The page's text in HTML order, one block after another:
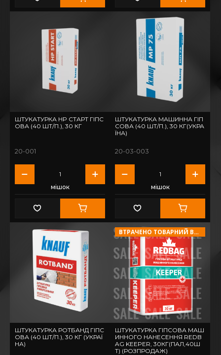
ШТУКАТУРКА HP СТАРТ ГІПС
ОВА (40 ШТ/П.), 30 КГ
20-001
мішок
ШТУКАТУРКА МАШИННА ГІП
СОВА (40 ШТ/П.), 30 КГ(УКРА
ЇНА)
20-03-003
мішок
ШТУКАТУРКА РОТБАНД ГІПС
ОВА (40 ШТ/П.), 30 КГ (УКРАЇ
НА)
ВТРАЧЕНО ТОВАРНИЙ ВИГЛЯД!
ШТУКАТУРКА ГІПСОВА МАШ
ИННОГО НАНЕСЕННЯ REDB
AG KEEPER, 30КГ(ПАЛ,40Ш
Т) (РОЗПРОДАЖ)